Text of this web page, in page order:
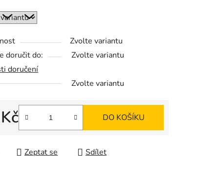
Zvolte variantu
doručit do:
Zvolte variantu
doručení
Zvolte variantu
cena:
DO KOŠÍKU
Zeptat se Sdílet